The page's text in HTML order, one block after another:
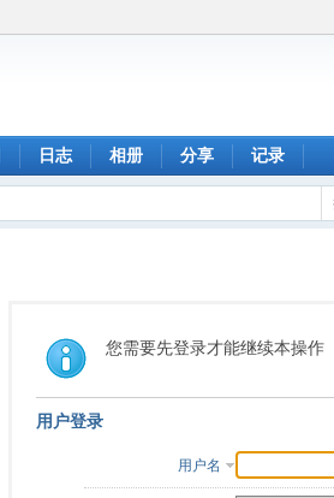
日志 相册 分享 记录
您需要先登录才能继续本操作
用户登录
用户名